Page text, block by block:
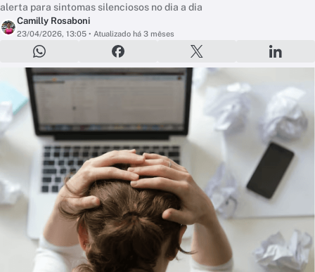
alerta para sintomas silenciosos no dia a dia
Camilly Rosaboni
23/04/2026, 13:05 • Atualizado há 3 mêses